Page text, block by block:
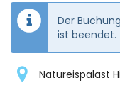
Der
ist beendet.
Natureispalast